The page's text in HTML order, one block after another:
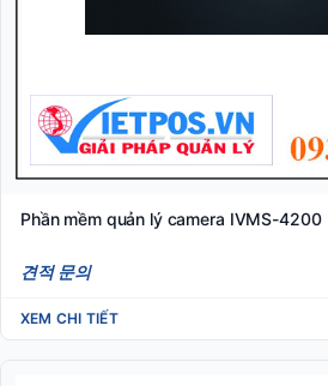
Phần mềm quản lý camera IVMS-4200
견적 문의
XEM CHI TIẾT